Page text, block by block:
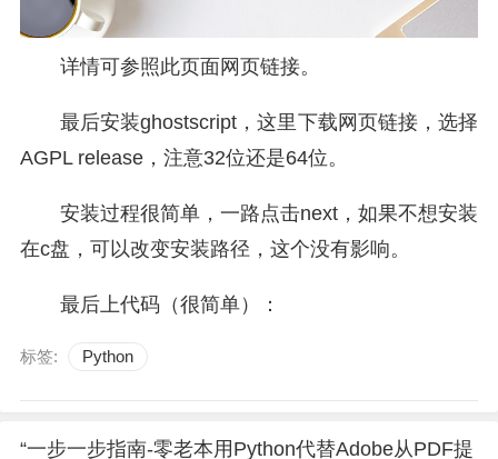
详情可参照此页面网页链接。
最后安装ghostscript，这里下载网页链接，选择
AGPL release，注意32位还是64位。
安装过程很简单，一路点击next，如果不想安装
在c盘，可以改变安装路径，这个没有影响。
最后上代码（很简单）：
标签: Python
“一步一步指南-零老本用Python代替Adobe从PDF提